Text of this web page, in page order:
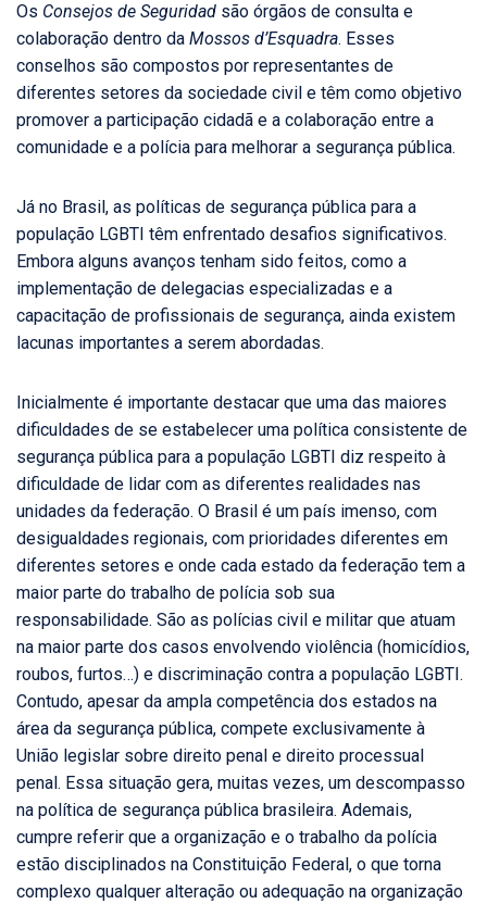
Os Consejos de Seguridad são órgãos de consulta e
colaboração dentro da Mossos d’Esquadra. Esses
conselhos são compostos por representantes de
diferentes setores da sociedade civil e têm como objetivo
promover a participação cidadã e a colaboração entre a
comunidade e a polícia para melhorar a segurança pública.
Já no Brasil, as políticas de segurança pública para a
população LGBTI têm enfrentado desafios significativos.
Embora alguns avanços tenham sido feitos, como a
implementação de delegacias especializadas e a
capacitação de profissionais de segurança, ainda existem
lacunas importantes a serem abordadas.
Inicialmente é importante destacar que uma das maiores
dificuldades de se estabelecer uma política consistente de
segurança pública para a população LGBTI diz respeito à
dificuldade de lidar com as diferentes realidades nas
unidades da federação. O Brasil é um país imenso, com
desigualdades regionais, com prioridades diferentes em
diferentes setores e onde cada estado da federação tem a
maior parte do trabalho de polícia sob sua
responsabilidade. São as polícias civil e militar que atuam
na maior parte dos casos envolvendo violência (homicídios,
roubos, furtos…) e discriminação contra a população LGBTI.
Contudo, apesar da ampla competência dos estados na
área da segurança pública, compete exclusivamente à
União legislar sobre direito penal e direito processual
penal. Essa situação gera, muitas vezes, um descompasso
na política de segurança pública brasileira. Ademais,
cumpre referir que a organização e o trabalho da polícia
estão disciplinados na Constituição Federal, o que torna
complexo qualquer alteração ou adequação na organização